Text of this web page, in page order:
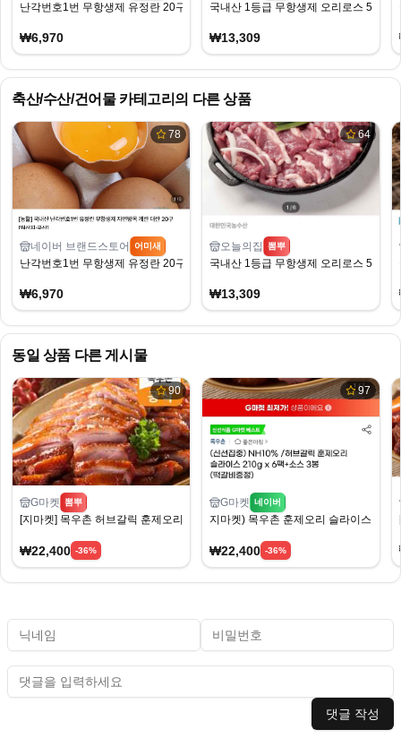
난각번호1번 무항생제 유정란 20구 6970원
₩6,970
국내산 1등급 무항생제 오리로스 500g
₩13,309
축산/수산/건어물카테고리의 다른 상품
78
네이버 브랜드스토어 어미새
난각번호1번 무항생제 유정란 20구 6970원
₩6,970
64
오늘의집 뽐뿌
국내산 1등급 무항생제 오리로스 500g
₩13,309
동일 상품 다른 게시물
90
G마켓 뽐뿌
[지마켓] 목우촌 허브갈릭 훈제오리 슬라이스 210g*6팩+소스3봉+떡갈비 (농카
₩22,400 -36%
97
G마켓 네이버
지마켓) 목우촌 훈제오리 슬라이스
₩22,400 -36%
댓글 작성